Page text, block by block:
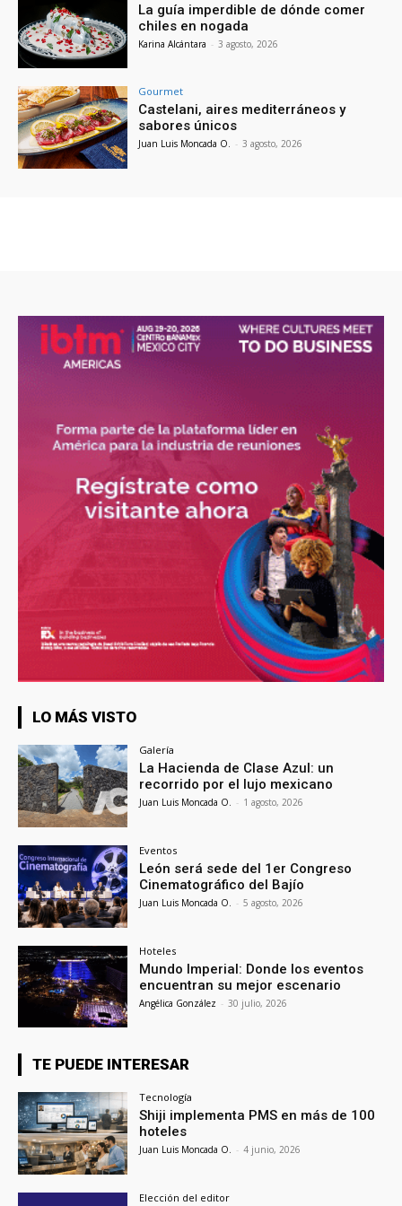
La guía imperdible de dónde comer
chiles en nogada
Karina Alcántara - 3 agosto, 2026
Gourmet
Castelani, aires mediterráneos y
sabores únicos
Juan Luis Moncada O. - 3 agosto, 2026
LO MÁS VISTO
Galería
La Hacienda de Clase Azul: un
recorrido por el lujo mexicano
Juan Luis Moncada O. - 1 agosto, 2026
Eventos
León será sede del 1er Congreso
Cinematográfico del Bajío
Juan Luis Moncada O. - 5 agosto, 2026
Hoteles
Mundo Imperial: Donde los eventos
encuentran su mejor escenario
Angélica González - 30 julio, 2026
TE PUEDE INTERESAR
Tecnología
Shiji implementa PMS en más de 100
hoteles
Juan Luis Moncada O. - 4 junio, 2026
Elección del editor